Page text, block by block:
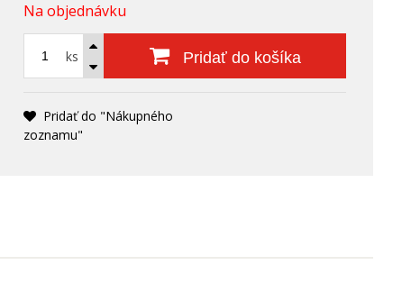
Na objednávku
ks Pridať do košíka
Pridať do "Nákupného
zoznamu"